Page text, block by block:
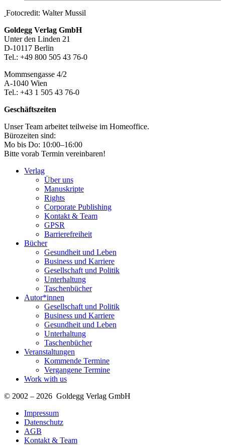
Seitenleiste
Fotocredit: Walter Mussil
Footer-
Section
Goldegg Verlag GmbH
Unter den Linden 21
D-10117 Berlin
Tel.: +49 800 505 43 76-0
Mommsengasse 4/2
A-1040 Wien
Tel.: +43 1 505 43 76-0
Geschäftszeiten
Unser Team arbeitet teilweise im Homeoffice.
Bürozeiten sind:
Mo bis Do: 10:00–16:00
Bitte vorab Termin vereinbaren!
Verlag
Über uns
Manuskripte
Rights
Corporate Publishing
Kontakt & Team
GPSR
Barrierefreiheit
Bücher
Gesundheit und Leben
Business und Karriere
Gesellschaft und Politik
Unterhaltung
Taschenbücher
Autor*innen
Gesellschaft und Politik
Business und Karriere
Gesundheit und Leben
Unterhaltung
Taschenbücher
Veranstaltungen
Kommende Termine
Vergangene Termine
Work with us
© 2002 – 2026 Goldegg Verlag GmbH
Impressum
Datenschutz
AGB
Kontakt & Team